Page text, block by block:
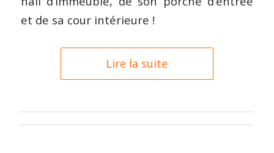
et de sa cour intérieure !
Lire la suite